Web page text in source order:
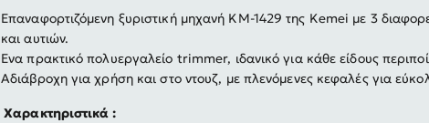
Επαναφορτιζόμενη ξυριστική μηχανή KM-1429 της Kemei με 3
και αυτιών.
Ενα πρακτικό πολυεργαλείο trimmer, ιδανικό για κάθε είδους
Αδιάβροχη για χρήση και στο ντουζ, με πλενόμενες κεφαλές για
Χαρακτηριστικά :